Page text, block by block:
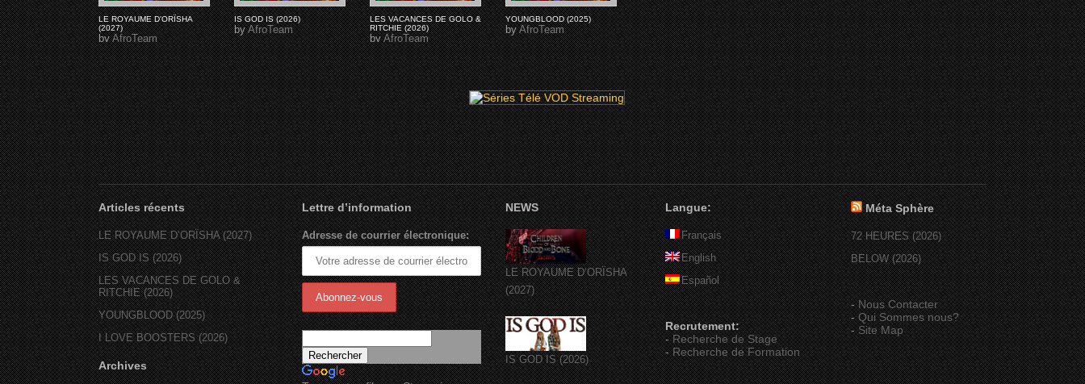
LE ROYAUME D'ORÏSHA
(2027)
byAfroTeam
IS GOD IS (2026)
byAfroTeam
LES VACANCES DE GOLO &
RITCHIE (2026)
byAfroTeam
YOUNGBLOOD (2025)
byAfroTeam
Articles récents
LE ROYAUME D’ORÏSHA (2027)
IS GOD IS (2026)
LES VACANCES DE GOLO &
RITCHIE (2026)
YOUNGBLOOD (2025)
I LOVE BOOSTERS (2026)
Archives
Lettre d’information
Adresse de courrier électronique:
NEWS
LE ROYAUME D’ORÏSHA
(2027)
IS GOD IS (2026)
Langue:
Français
English
Español
Recrutement:
-Recherche de Stage
-Recherche de Formation
Méta Sphère
72 HEURES (2026)
BELOW (2026)
-Nous Contacter
-Qui Sommes nous?
-Site Map